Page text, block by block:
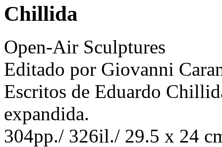
Chillida
Open-Air Sculptures
Editado por Giovanni
Escritos de Eduardo
expandida.
304pp./ 326il./ 29.5 x 24